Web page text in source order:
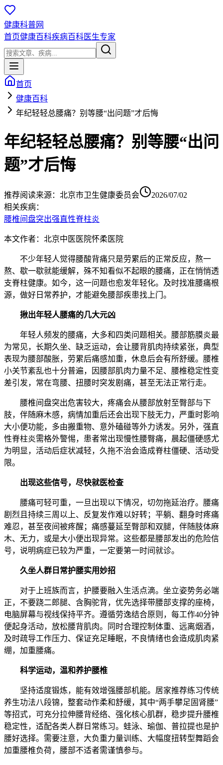
健康科普网
首页健康百科疾病百科医生专家
首页
健康百科
年纪轻轻总腰痛？别等腰“出问题”才后悔
年纪轻轻总腰痛？别等腰“出问
题”才后悔
推荐阅读来源： 北京市卫生健康委员会
2026/07/02
相关疾病：
腰椎间盘突出强直性脊柱炎
本文作者：北京中医医院怀柔医院
不少年轻人觉得腰酸背痛只是劳累后的正常反应，熬一
熬、歇一歇就能缓解，殊不知看似不起眼的腰痛，正在悄悄透
支脊柱健康。如今，这一问题也愈发年轻化。及时找准腰痛根
源，做好日常养护，才能避免腰部疾患找上门。
揪出年轻人腰痛的几大元凶
年轻人频发的腰痛，大多和四类问题相关。腰部筋膜炎最
为常见，长期久坐、缺乏运动，会让腰背肌肉持续紧张，典型
表现为腰部酸胀，劳累后痛感加重，休息后会有所舒缓。腰椎
小关节紊乱也十分普遍，因腰部肌肉力量不足、腰椎稳定性变
差引发，常在弯腰、扭腰时突发剧痛，甚至无法正常行走。
腰椎间盘突出危害较大，疼痛会从腰部放射至臀部与下
肢，伴随麻木感，病情加重后还会出现下肢无力，严重时影响
大小便功能，多由搬重物、意外磕碰等外力诱发。另外，强直
性脊柱炎需格外警惕，患者常出现慢性腰臀痛，晨起僵硬感尤
为明显，活动后症状减轻，久拖不治会造成脊柱僵硬、活动受
限。
出现这些信号，尽快就医检查
腰痛可轻可重，一旦出现以下情况，切勿拖延治疗。腰痛
剧烈且持续三周以上、反复发作难以好转；平躺、翻身时疼痛
难忍，甚至夜间被疼醒；痛感蔓延至臀部和双腿，伴随肢体麻
木、无力，或是大小便出现异常。这些都是腰部发出的危险信
号，说明病症已较为严重，一定要第一时间就诊。
久坐人群日常护腰实用妙招
对于上班族而言，护腰要融入生活点滴。坐立姿势务必端
正，不要跷二郎腿、含胸驼背，优先选择带腰部支撑的座椅，
电脑屏幕与视线保持平齐。遵循劳逸结合原则，每工作40分钟
便起身活动，放松腰背肌肉。同时合理控制体重、远离烟酒，
及时疏导工作压力、保证充足睡眠，不良情绪也会造成肌肉紧
绷，加重腰痛。
科学运动，温和养护腰椎
坚持适度锻炼，能有效增强腰部机能。居家推荐练习传统
养生功法八段锦，整套动作柔和舒缓，其中“两手攀足固肾腰”
等招式，可充分拉伸腰背经络、强化核心肌群，稳步提升腰椎
稳定性，适配各类人群日常练习。蛙泳、瑜伽、普拉提也是护
腰好选择。需要注意，大负重力量训练、大幅度扭转型舞蹈会
加重腰椎负荷，腰部不适者需谨慎参与。